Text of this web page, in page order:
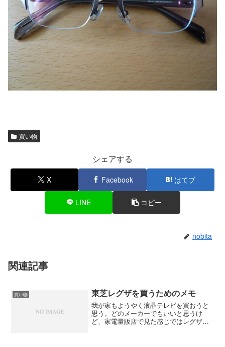
買い物
シェアする
X Facebook はてブ
LINE コピー
nobita
関連記事
買い物 東芝レグザを買うためのメモ
我が家もようやく液晶テレビを買おうと
思う。どのメーカーでもいいと思うけ
ど、家電量販店で見た感じではレグザが